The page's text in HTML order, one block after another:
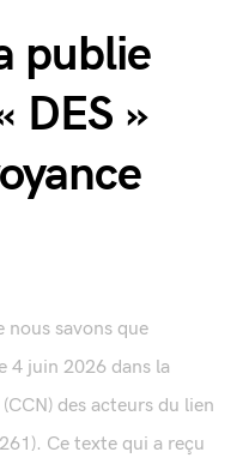
publie
DES »
nous savons que
4 juin 2026 dans la
des acteurs du lien
Ce texte qui a reçu